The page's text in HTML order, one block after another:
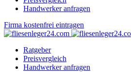
Handwerker anfragen
Firma kostenfrei eintragen
Ratgeber
Preisvergleich
Handwerker anfragen